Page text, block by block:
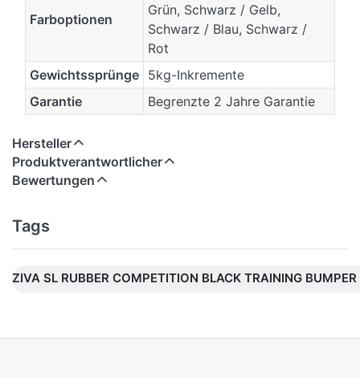
Farboptionen
Grün, Schwarz / Gelb,
Schwarz / Blau, Schwarz /
Rot
Gewichtssprünge
5kg-Inkremente
Garantie
Begrenzte 2 Jahre Garantie
Hersteller
Produktverantwortlicher
Bewertungen
Tags
ZIVA SL RUBBER COMPETITION BLACK TRAINING